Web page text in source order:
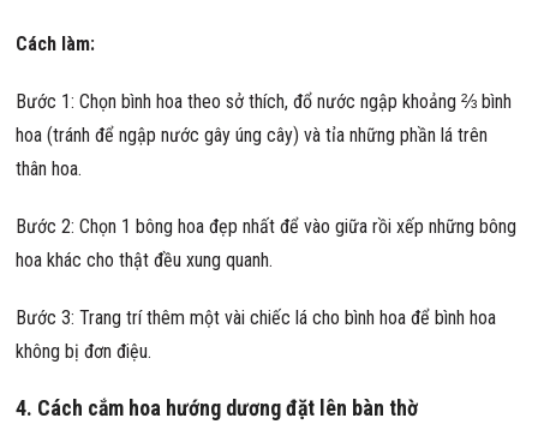
Cách làm:
Bước 1: Chọn bình hoa theo sở thích, đổ nước ngập khoảng ⅔ bình
hoa (tránh để ngập nước gây úng cây) và tỉa những phần lá trên
thân hoa.
Bước 2: Chọn 1 bông hoa đẹp nhất để vào giữa rồi xếp những bông
hoa khác cho thật đều xung quanh.
Bước 3: Trang trí thêm một vài chiếc lá cho bình hoa để bình hoa
không bị đơn điệu.
4. Cách cắm hoa hướng dương đặt lên bàn thờ